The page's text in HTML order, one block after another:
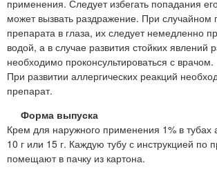
применения. Следует избегать попадания
может вызвать раздражение. При случайном
препарата в глаза, их следует немедленно
водой, а в случае развития стойких явлений
необходимо проконсультироваться с врачом.
При развитии аллергических реакций
препарат.
Форма выпуска
Крем для наружного применения 1% в
10 г или 15 г. Каждую тубу с инструкцией по
помещают в пачку из картона.